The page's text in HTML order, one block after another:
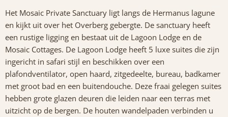
Het Mosaic Private Sanctuary ligt langs de Hermanus lagune
en kijkt uit over het Overberg gebergte. De sanctuary heeft
een rustige ligging en bestaat uit de Lagoon Lodge en de
Mosaic Cottages. De Lagoon Lodge heeft 5 luxe suites die zijn
ingericht in safari stijl en beschikken over een
plafondventilator, open haard, zitgedeelte, bureau, badkamer
met groot bad en een buitendouche. Deze fraai gelegen suites
hebben grote glazen deuren die leiden naar een terras met
uitzicht op de bergen. De houten wandelpaden verbinden u